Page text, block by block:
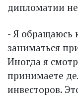
дипломатии
- Я обращаюсь
заниматься
Иногда я
принимаете
инвесторов.